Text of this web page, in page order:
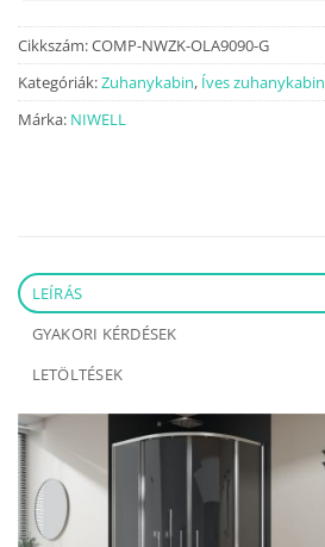
127
400 Ft.
97
Cikkszám:COMP-NWZK-OLA9090-G
Kategóriák:Zuhanykabin, Íves zuhanykabin
Márka: NIWELL
LEÍRÁS
GYAKORI KÉRDÉSEK
LETÖLTÉSEK